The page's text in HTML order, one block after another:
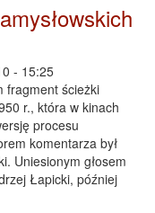
- 15:25
fragment ścieżki
r., która w kinach
procesu
komentarza był
Uniesionym głosem
Łapicki, później